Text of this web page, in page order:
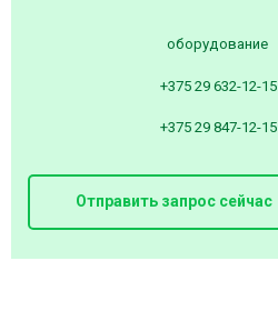
оборудование
+375 29 632-12-15
+375 29 847-12-15
Отправить запрос сейчас